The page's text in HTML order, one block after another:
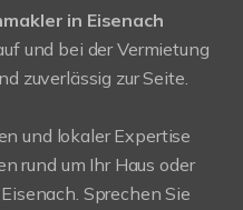
in Eisenach
und bei der Vermietung
zuverlässig zur Seite.
und lokaler Expertise
rund um Ihr Haus oder
Sprechen Sie